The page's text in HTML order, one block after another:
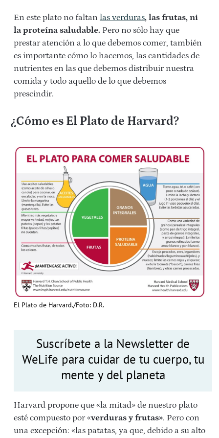
En este plato no faltan las verduras, las frutas, ni
la proteína saludable. Pero no sólo hay que
prestar atención a lo que debemos comer, también
es importante cómo lo hacemos, las cantidades de
nutrientes en las que debemos distribuir nuestra
comida y todo aquello de lo que debemos
prescindir.
¿Cómo es El Plato de Harvard?
El Plato de Harvard./Foto: D.R.
Suscríbete a la Newsletter de
WeLife para cuidar de tu cuerpo, tu
mente y del planeta
Harvard propone que «la mitad» de nuestro plato
esté compuesto por «verduras y frutas». Pero con
una excepción: «las patatas, ya que, debido a su alto